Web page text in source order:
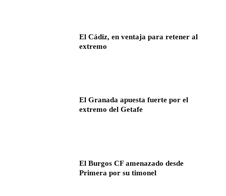
El Cádiz, en ventaja para retener al
extremo
El Granada apuesta fuerte por el
extremo del Getafe
El Burgos CF amenazado desde
Primera por su timonel